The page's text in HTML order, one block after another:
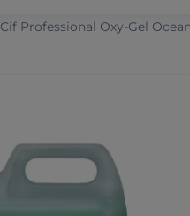
Cif Professional Oxy-Gel